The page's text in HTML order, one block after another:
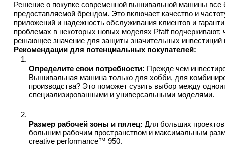
Решение о покупке современной вышивальной машины
предоставляемой брендом. Это включает качество и
приложений и надежность обслуживания клиентов и
проблемах в некоторых новых моделях Pfaff
решающее значение для защиты значительных инвестиций
Рекомендации для потенциальных покупателей:
Определите свои потребности: Прежде чем
Вышивальная машина только для хобби, для
производства? Это поможет сузить выбор между
специализированными и универсальными моделями.
Размер рабочей зоны и пялец: Для больших
большим рабочим пространством и максимальным
creative performance™ 950.